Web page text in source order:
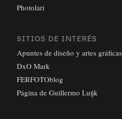
Photolari
SITIOS DE INTERÉS
Apuntes de diseño y artes gráficas
DxO Mark
FERFOTOblog
Página de Guillermo Luijk